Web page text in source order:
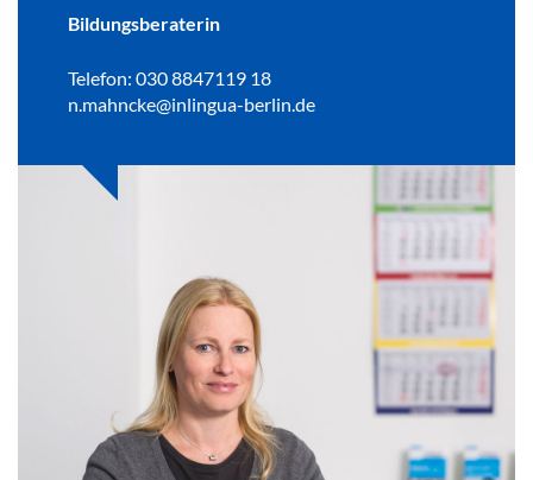
Bildungsberaterin
Telefon: 030 8847119 18
n.mahncke@inlingua-berlin.de